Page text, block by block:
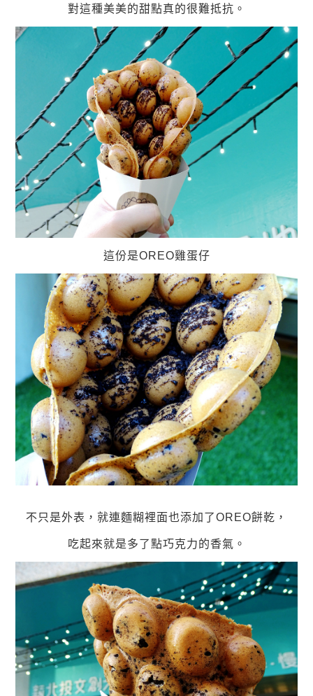
對這種美美的甜點真的很難抵抗。
這份是OREO雞蛋仔
不只是外表，就連麵糊裡面也添加了OREO餅乾，
吃起來就是多了點巧克力的香氣。